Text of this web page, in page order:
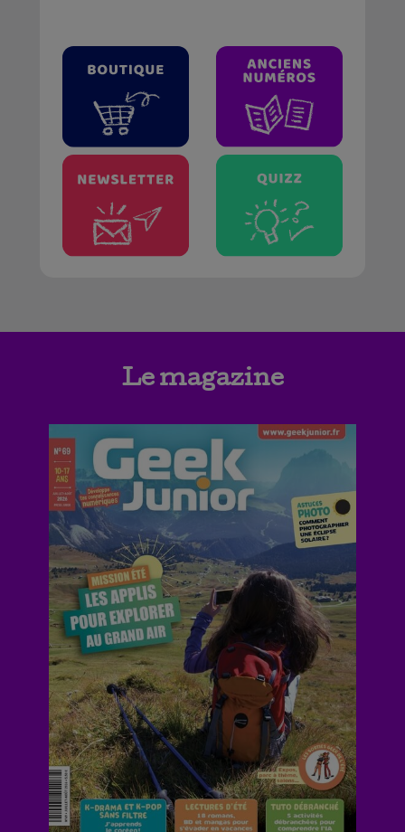
Le magazine